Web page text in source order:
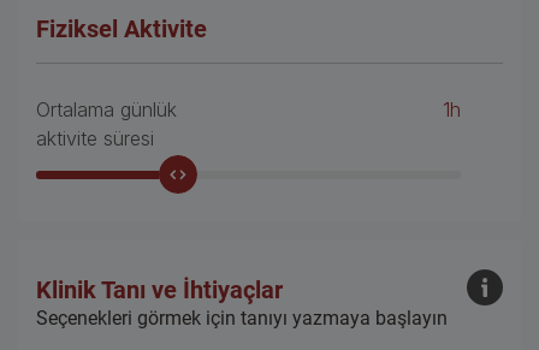
Fiziksel Aktivite
Ortalama günlük
aktivite süresi
1h
Klinik Tanı ve İhtiyaçlar
Seçenekleri görmek için tanıyı yazmaya başlayın